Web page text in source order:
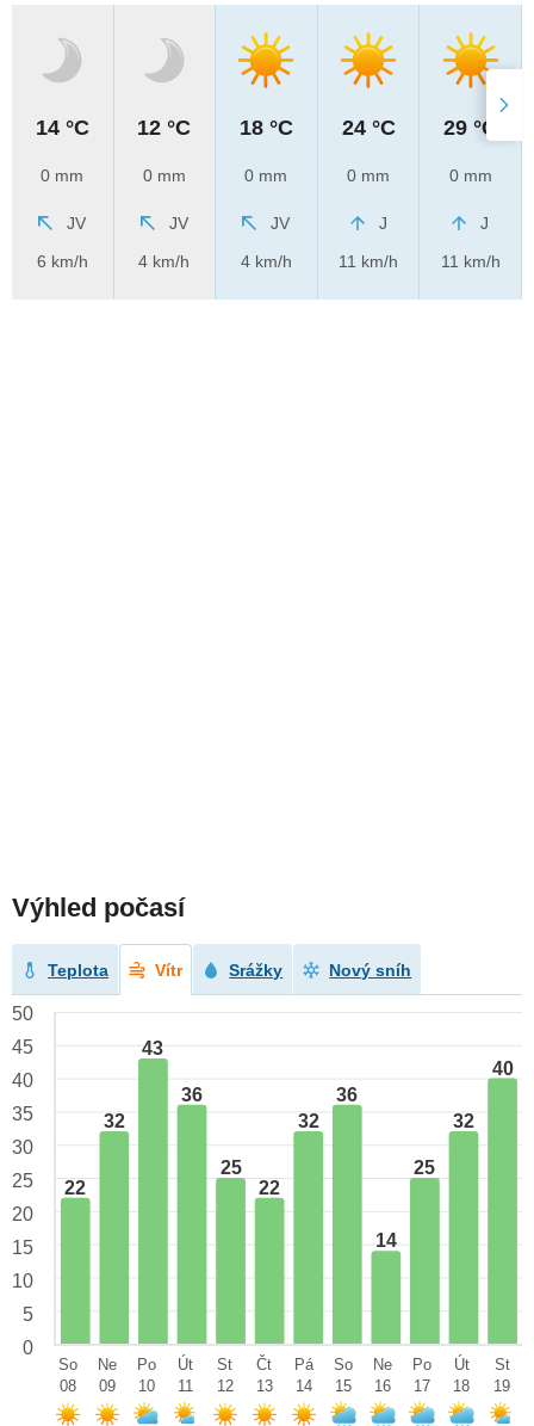
14 °C
0 mm
JV
6 km/h
12 °C
0 mm
JV
4 km/h
18 °C
0 mm
JV
4 km/h
24 °C
0 mm
J
11 km/h
29 °C
0 mm
J
11 km/h
Výhled počasí
Teplota Vítr Srážky Nový sníh
22
32
43
36
25
22
32
36
14
25
32
40
50
45
40
35
30
25
20
15
10
5
0
So
08
Ne
09
Po
10
Út
11
St
12
Čt
13
Pá
14
So
15
Ne
16
Po
17
Út
18
St
19